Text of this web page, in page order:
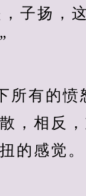
扬，这
的愤怒
，相反
的感觉。